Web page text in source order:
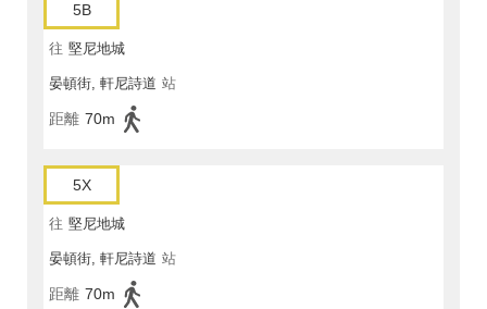
5B
往 堅尼地城
晏頓街, 軒尼詩道 站
距離 70m
5X
往 堅尼地城
晏頓街, 軒尼詩道 站
距離 70m